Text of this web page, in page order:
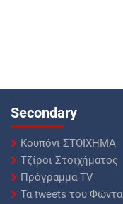
Secondary
Κουπόνι ΣΤΟΙΧΗΜΑ
Τζίροι Στοιχήματος
Πρόγραμμα TV
Τα tweets του Φώντα